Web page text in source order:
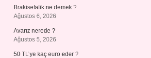
Brakisefalik ne demek ?
Ağustos 6, 2026
Avarız nerede ?
Ağustos 5, 2026
50 TL’ye kaç euro eder ?